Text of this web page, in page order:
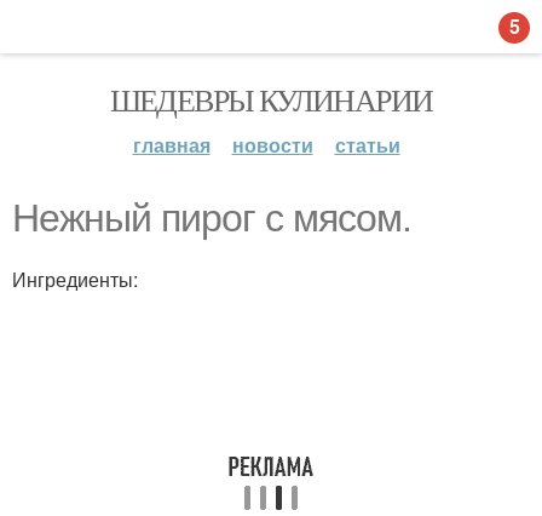
ШЕДЕВРЫ КУЛИНАРИИ
главная новости статьи
Нежный пирог с мясом.
Ингредиенты:
5